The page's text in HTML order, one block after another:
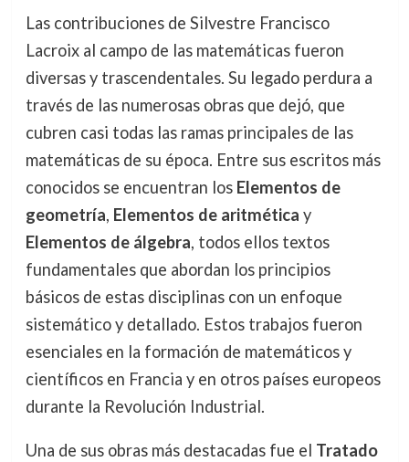
Las contribuciones de Silvestre Francisco
Lacroix al campo de las matemáticas fueron
diversas y trascendentales. Su legado perdura a
través de las numerosas obras que dejó, que
cubren casi todas las ramas principales de las
matemáticas de su época. Entre sus escritos más
conocidos se encuentran los Elementos de
geometría, Elementos de aritmética y
Elementos de álgebra, todos ellos textos
fundamentales que abordan los principios
básicos de estas disciplinas con un enfoque
sistemático y detallado. Estos trabajos fueron
esenciales en la formación de matemáticos y
científicos en Francia y en otros países europeos
durante la Revolución Industrial.
Una de sus obras más destacadas fue el Tratado